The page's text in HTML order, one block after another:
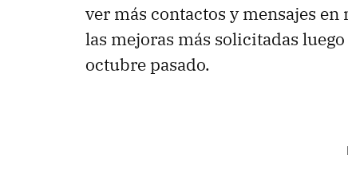
ver más contactos y mensajes
las mejoras más solicitadas
octubre pasado.